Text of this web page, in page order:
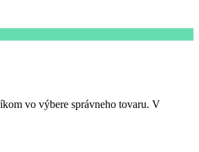
vo výbere správneho tovaru. V